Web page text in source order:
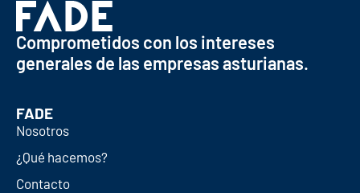
Comprometidos con los intereses
generales de las empresas asturianas.
FADE
Nosotros
¿Qué hacemos?
Contacto